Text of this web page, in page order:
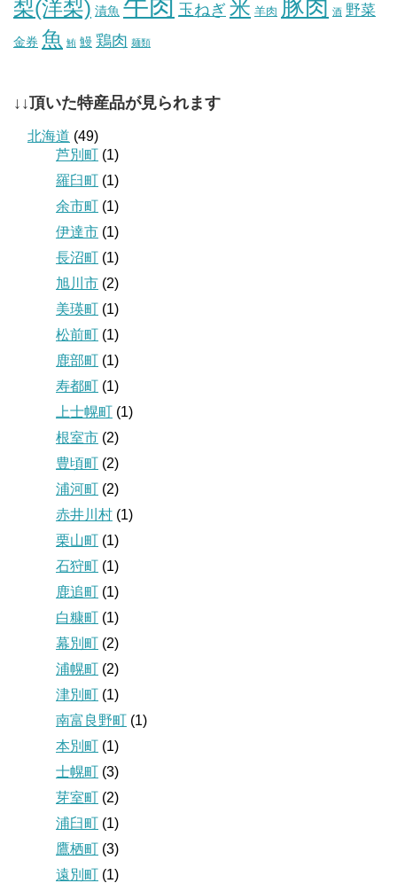
梨(洋梨) 漬魚 玉ねぎ 米 羊肉 豚肉 酒 野菜
金券 魚 鮪 鰻 鶏肉 麺類
↓↓頂いた特産品が見られます
北海道 (49)
芦別町 (1)
羅臼町 (1)
余市町 (1)
伊達市 (1)
長沼町 (1)
旭川市 (2)
美瑛町 (1)
松前町 (1)
鹿部町 (1)
寿都町 (1)
上士幌町 (1)
根室市 (2)
豊頃町 (2)
浦河町 (2)
赤井川村 (1)
栗山町 (1)
石狩町 (1)
鹿追町 (1)
白糠町 (1)
幕別町 (2)
浦幌町 (2)
津別町 (1)
南富良野町 (1)
本別町 (1)
士幌町 (3)
芽室町 (2)
浦臼町 (1)
鷹栖町 (3)
遠別町 (1)